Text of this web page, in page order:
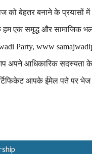
को बेहतर बनाने के प्रयासों
एक समृद्ध और सामाजिक
Party, www
अपने आधिकारिक सदस्यता
आपके ईमेल पते पर भेज